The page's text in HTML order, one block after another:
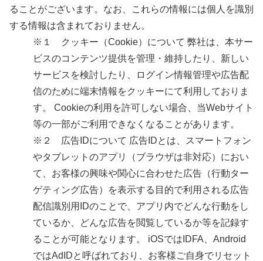
ることがございます。なお、これらの情報には個人を識別
する情報は含まれておりません。
※１ クッキー（Cookie）について 弊社は、本サー
ビスのコンテンツ提供を管理・維持したり、新しい
サービスを検討したり、ログイン情報管理や広告配
信のために端末情報をクッキーにて利用しておりま
す。 Cookieの利用を許可しない場合、当Webサイト
等の一部がご利用できなくなることがあります。
※２ 広告IDについて 広告IDとは、スマートフォン
やタブレットのアプリ（ブラウザは非対応）におい
て、お客様の興味や関心に合わせた広告（行動ター
ゲティング広告）を表示する目的で利用される広告
配信識別用IDのことで、アプリ内でどんな行動をし
ているか、どんな広告を閲覧しているか等を記録す
ることが可能となります。 iOSではIDFA、Android
ではAdIDと呼ばれており、お客様ご自身でリセット